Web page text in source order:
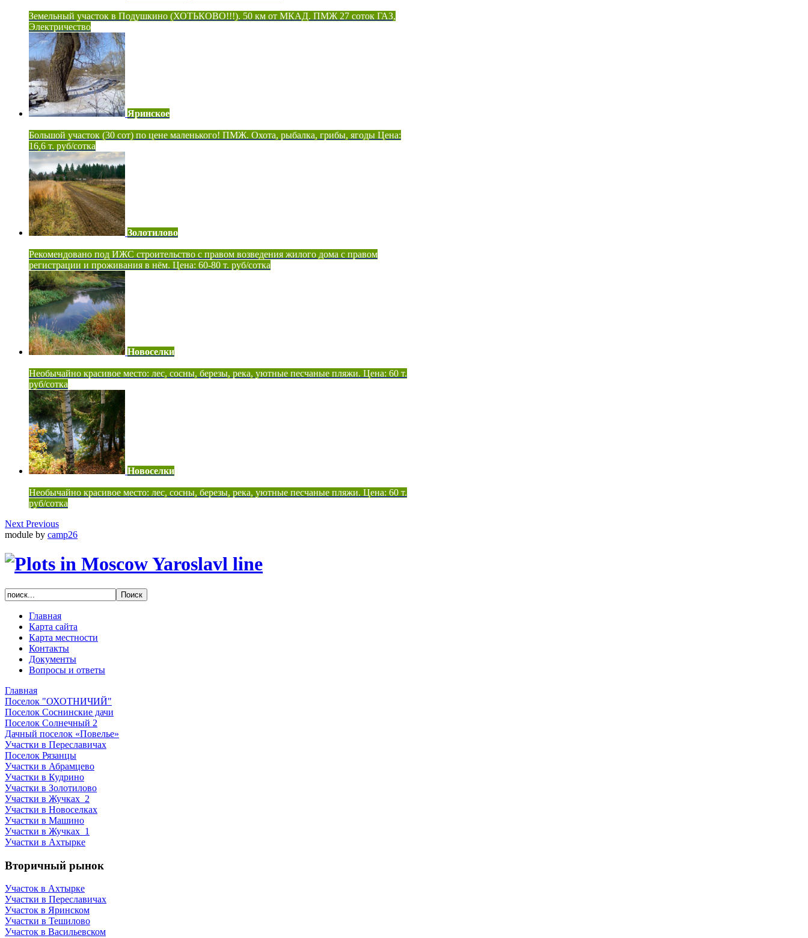
Земельный участок в Подушкино (ХОТЬКОВО!!!). 50 км от МКАД. ПМЖ 27 соток ГАЗ,
Электричество
Яринское
Большой участок (30 сот) по цене маленького! ПМЖ. Охота, рыбалка, грибы, ягоды Цена:
16,6 т. руб/сотка
Золотилово
Рекомендовано под ИЖС строительство с правом возведения жилого дома с правом
регистрации и проживания в нём. Цена: 60-80 т. руб/сотка
Новоселки
Необычайно красивое место: лес, сосны, березы, река, уютные песчаные пляжи. Цена: 60 т.
руб/сотка
Новоселки
Необычайно красивое место: лес, сосны, березы, река, уютные песчаные пляжи. Цена: 60 т.
руб/сотка
Next Previous
module by camp26
Главная
Карта сайта
Карта местности
Контакты
Документы
Вопросы и ответы
Главная
Поселок "ОХОТНИЧИЙ"
Поселок Соснинские дачи
Поселок Солнечный 2
Дачный поселок «Повелье»
Участки в Переславичах
Поселок Рязанцы
Участки в Абрамцево
Участки в Кудрино
Участки в Золотилово
Участки в Жучках_2
Участки в Новоселках
Участки в Машино
Участки в Жучках_1
Участки в Ахтырке
Вторичный рынок
Участок в Ахтырке
Участки в Переславичах
Участок в Яринском
Участки в Тешилово
Участок в Васильевском